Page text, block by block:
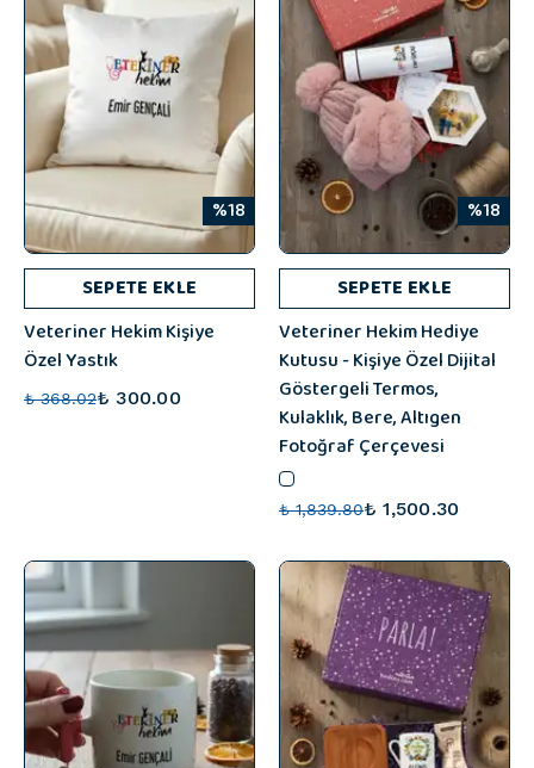
%18
SEPETE EKLE
Veteriner Hekim Kişiye
Özel Yastık
₺ 368.02₺ 300.00
%18
SEPETE EKLE
Veteriner Hekim Hediye
Kutusu - Kişiye Özel Dijital
Göstergeli Termos,
Kulaklık, Bere, Altıgen
Fotoğraf Çerçevesi
₺ 1,839.80₺ 1,500.30